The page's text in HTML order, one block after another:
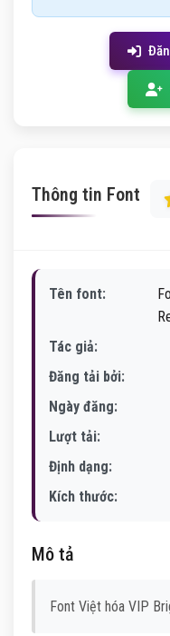
Thông tin Font
Tên font:
Tác giả:
Đăng tải bởi:
Ngày đăng:
Lượt tải:
Định dạng:
Kích thước:
Mô tả
Font Việt hóa VIP